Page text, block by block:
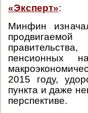
«Эксперт»:
Минфин
пенсионных
2015 году,
пункта и даже
перспективе.